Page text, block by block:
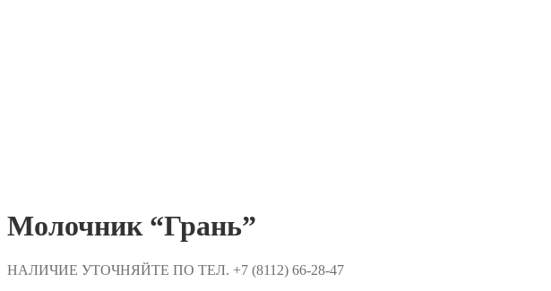
Молочник “Грань”
НАЛИЧИЕ УТОЧНЯЙТЕ ПО ТЕЛ. +7 (8112) 66-28-47